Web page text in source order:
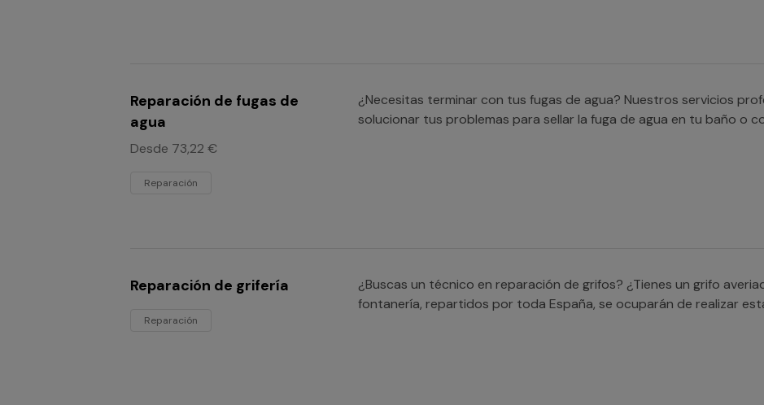
Reparación de fugas de
agua
Desde 73,22 €
Reparación
¿Necesitas terminar con tus fugas de agua? Nuestros servicios
solucionar tus problemas para sellar la fuga de agua en tu baño o
Reparación de grifería
Reparación
¿Buscas un técnico en reparación de grifos? ¿Tienes un grifo
fontanería, repartidos por toda España, se ocuparán de realizar